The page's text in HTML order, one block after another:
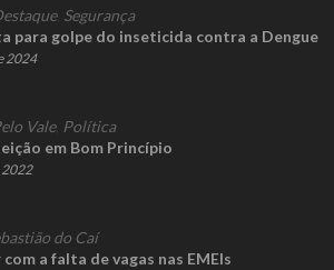
, Segurança
para golpe do inseticida contra a Dengue
2024
Vale, Política
em Bom Princípio
2022
do Caí
a falta de vagas nas EMEIs